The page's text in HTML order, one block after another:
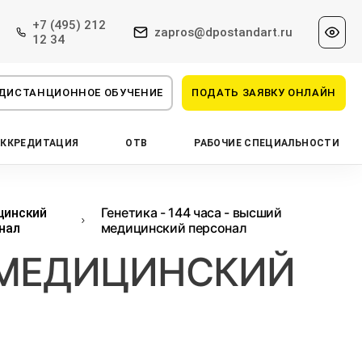
+7 (495) 212
12 34
zapros@dpostandart.ru
ОБУЧЕНИЕ ПОДАТЬ ЗАЯВКУ ОНЛАЙН
ОТВ РАБОЧИЕ СПЕЦИАЛЬНОСТИ
Генетика - 144 часа - высший
медицинский персонал